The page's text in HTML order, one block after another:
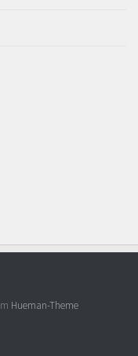
Hueman-Theme